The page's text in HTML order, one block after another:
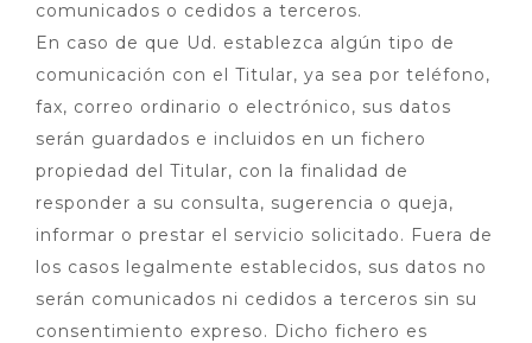
comunicados o cedidos a terceros.
En caso de que Ud. establezca algún tipo de
comunicación con el Titular, ya sea por teléfono,
fax, correo ordinario o electrónico, sus datos
serán guardados e incluidos en un fichero
propiedad del Titular, con la finalidad de
responder a su consulta, sugerencia o queja,
informar o prestar el servicio solicitado. Fuera de
los casos legalmente establecidos, sus datos no
serán comunicados ni cedidos a terceros sin su
consentimiento expreso. Dicho fichero es